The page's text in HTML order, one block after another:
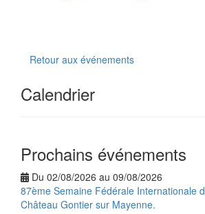
Retour aux événements
Calendrier
Prochains événements
Du 02/08/2026 au 09/08/2026
87ème Semaine Fédérale Internationale
Château Gontier sur Mayenne.